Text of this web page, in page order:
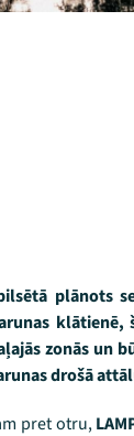
plānots
klātienē,
zonās un
drošā
pret otru,